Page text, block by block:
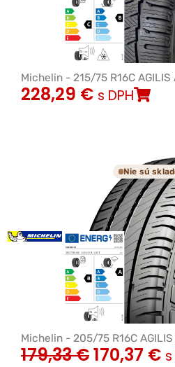
Michelin - 215/75 R16C AGILIS
228,29 € s DPH
Nie sú
Michelin - 205/75 R16C AGILIS
179,33€170,37 €